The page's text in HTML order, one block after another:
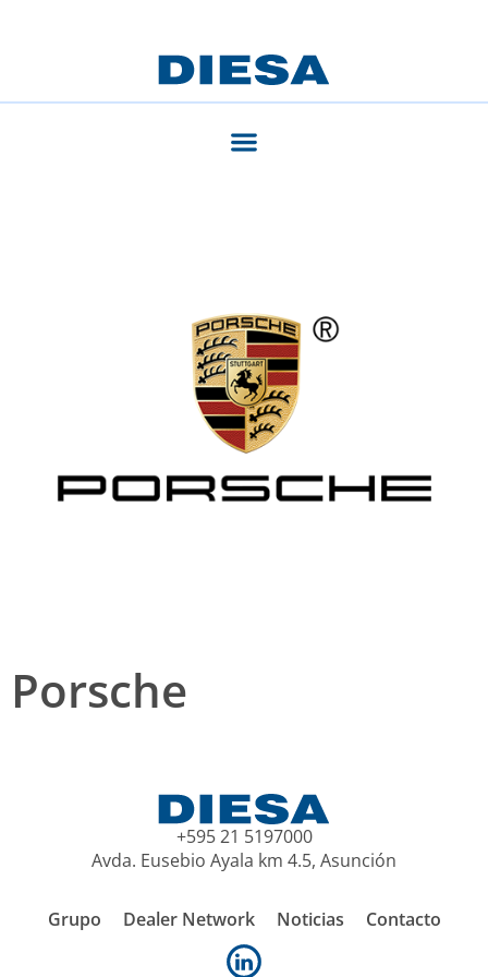
Porsche
+595 21 5197000
Avda. Eusebio Ayala km 4.5, Asunción
Grupo Dealer Network Noticias Contacto